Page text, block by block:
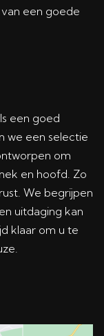
een goede
een goed
we een selectie
om
en hoofd. Zo
We begrijpen
uitdaging kan
klaar om u te